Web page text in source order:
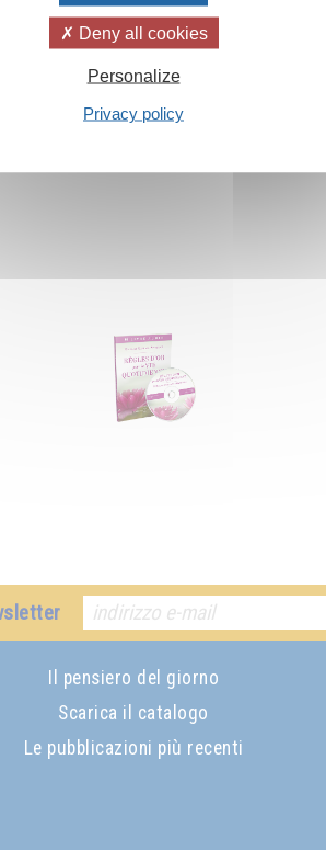
Il pensiero del giorno
Scarica il catalogo
Le pubblicazioni più recenti
Deny all cookies
Personalize
Privacy policy